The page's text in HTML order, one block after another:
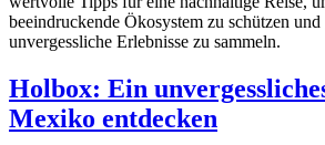
beeindruckende Ökosystem zu schützen
unvergessliche Erlebnisse zu sammeln.
Holbox: Ein
Mexiko entdecken